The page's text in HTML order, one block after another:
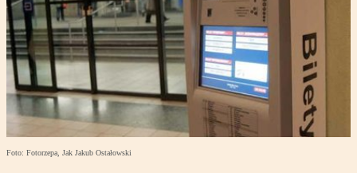
Foto: Fotorzepa, Jak Jakub Ostałowski